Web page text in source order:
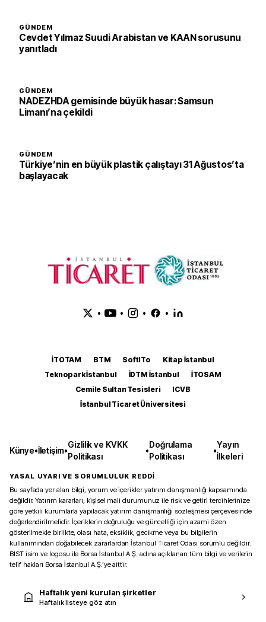
GÜNDEM
Cevdet Yılmaz Suudi Arabistan ve KAAN sorusunu
yanıtladı
GÜNDEM
NADEZHDA gemisinde büyük hasar: Samsun
Limanı’na çekildi
GÜNDEM
Türkiye’nin en büyük plastik çalıştayı 31 Ağustos’ta
başlayacak
• • • •
İTOTAM BTM SoftITo
Kitap İstanbul
Teknopark İstanbul
İDTM İstanbul
İTOSAM
Cemile Sultan Tesisleri
ICVB
İstanbul Ticaret Üniversitesi
Künye•İletişim•
Gizlilik ve KVKK
Politikası
•
Doğrulama
Politikası
•
Yayın
İlkeleri
YASAL UYARI VE SORUMLULUK REDDİ
Bu sayfada yer alan bilgi, yorum ve içerikler yatırım danışmanlığı kapsamında
değildir. Yatırım kararları, kişisel mali durumunuz ile risk ve getiri tercihlerinize
göre yetkili kurumlarla yapılacak yatırım danışmanlığı sözleşmesi çerçevesinde
değerlendirilmelidir. İçeriklerin doğruluğu ve güncelliği için azami özen
gösterilmekle birlikte, olası hata, eksiklik, gecikme veya bu bilgilerin
kullanımından doğabilecek zararlardan İstanbul Ticaret Odası sorumlu değildir.
BIST isim ve logosu ile Borsa İstanbul A.Ş. adına açıklanan tüm bilgi ve verilerin
telif hakları Borsa İstanbul A.Ş.’ye aittir.
Haftalık yeni kurulan şirketler
Haftalık listeye göz atın